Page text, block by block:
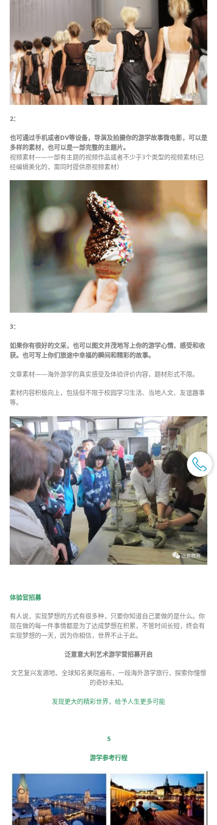
2：
也可通过手机或者DV等设备，导演及拍摄你的游学故事微电影，可以是
多样的素材，也可以是一部完整的主题片。
视频素材——一部有主题的视频作品或者不少于3个类型的视频素材(已
经编辑美化的，需同时提供原视频素材）
3：
如果你有很好的文采，也可以图文并茂地写上你的游学心情、感受和收
获。也可写上你们旅途中幸福的瞬间和精彩的故事。
文章素材——海外游学的真实感受及体验评价内容，题材形式不限。
素材内容积极向上，包括但不限于校园学习生活、当地人文、友谊趣事
等。
体验官招募
有人说，实现梦想的方式有很多种，只要你知道自己要做的是什么。你
现在做的每一件事情都是为了达成梦想在积累，不管时间长短，终会有
实现梦想的一天，因为你相信，世界不止于此。
泛意意大利艺术游学营招募开启
文艺复兴发源地、全球知名美院遍布，一段海外游学旅行，探索你憧憬
的奇妙未知。
发现更大的精彩世界，给予人生更多可能
5
游学参考行程